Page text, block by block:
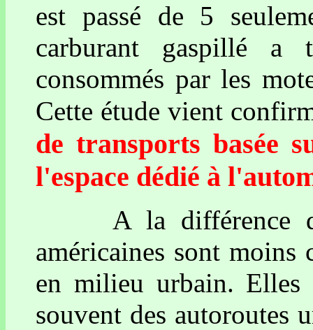
est passé de 5
carburant gaspillé a
consommés par les
Cette étude vient
de transports basée
l'espace dédié à
A la différence
américaines sont moins
en milieu urbain. Elles
souvent des autoroutes